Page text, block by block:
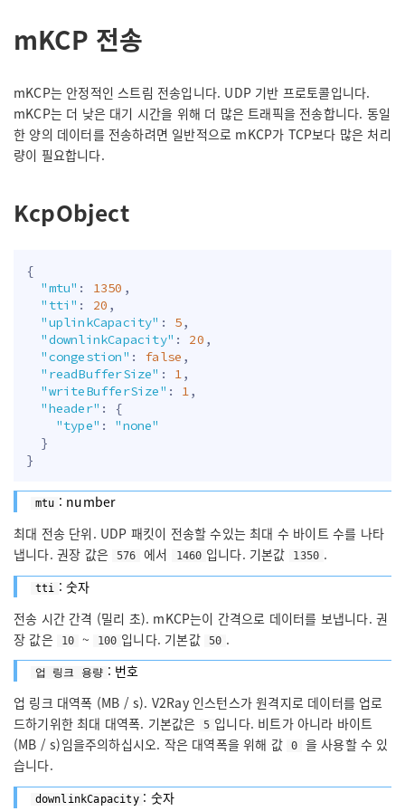
mKCP 전송
mKCP는 안정적인 스트림 전송입니다. UDP 기반 프로토콜입니다.
mKCP는 더 낮은 대기 시간을 위해 더 많은 트래픽을 전송합니다. 동일
한 양의 데이터를 전송하려면 일반적으로 mKCP가 TCP보다 많은 처리
량이 필요합니다.
KcpObject
{
"mtu" : 1350 ,
"tti" : 20 ,
"uplinkCapacity" : 5,
"downlinkCapacity" : 20 ,
"congestion" : false ,
"readBufferSize" : 1,
"writeBufferSize" : 1,
"header" :
{
"type" :
"none"
}
}
mtu : number
최대 전송 단위. UDP 패킷이 전송할 수있는 최대 수 바이트 수를 나타
냅니다. 권장 값은
576 에서 1460 입니다. 기본값 1350 .
tti : 숫자
전송 시간 간격 (밀리 초). mKCP는이 간격으로 데이터를 보냅니다. 권
장 값은
10 ~ 100 입니다. 기본값 50 .
업 링크 용량 : 번호
업 링크 대역폭 (MB / s). V2Ray 인스턴스가 원격지로 데이터를 업로
드하기위한 최대 대역폭. 기본값은
5 입니다. 비트가 아니라 바이트
(MB / s)임을주의하십시오. 작은 대역폭을 위해 값
0
을 사용할 수 있
습니다.
downlinkCapacity : 숫자